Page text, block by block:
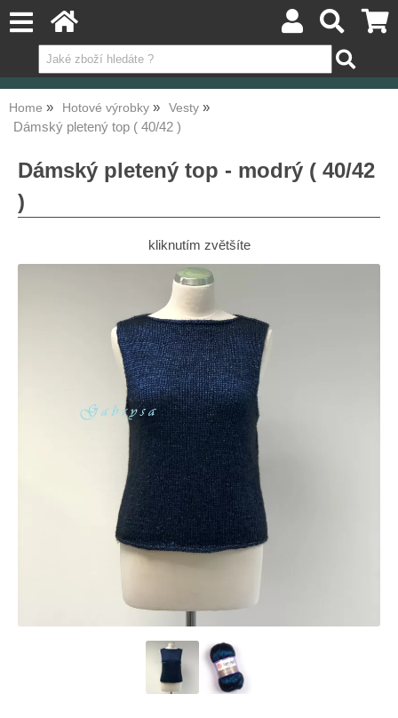
Home Hotové výrobky Vesty
Dámský pletený top ( 40/42 )
Dámský pletený top - modrý ( 40/42
)
kliknutím zvětšíte